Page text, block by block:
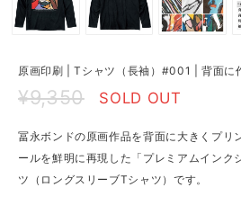
原画印刷 | Tシャツ（長袖）#001 | 背面に
¥9,350 SOLD OUT
冨永ボンドの原画作品を背面に大きくプリ
ールを鮮明に再現した「プレミアムインク
ツ（ロングスリーブTシャツ）です。